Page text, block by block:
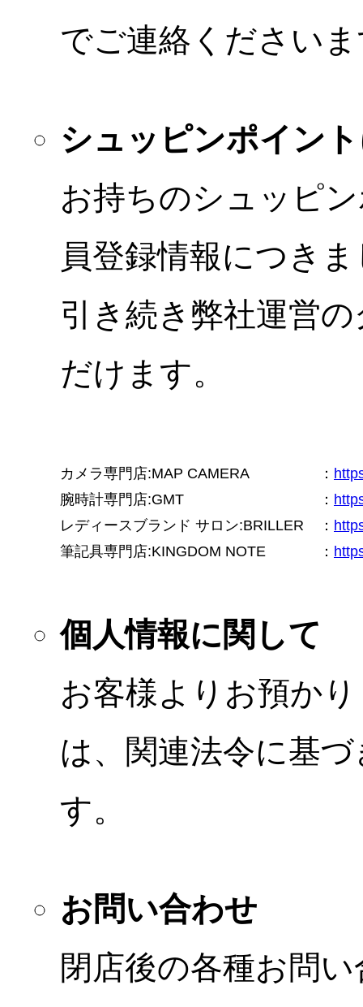
でご連絡ください
シュッピンポイン
お持ちのシュッピ
員登録情報につき
引き続き弊社運営
だけます。
カメラ専門店:MAP CAMERA ：
腕時計専門店:GMT
：
レディースブランド サロン:BRILLER
：
筆記具専門店:KINGDOM NOTE
：
個人情報に関して
お客様よりお預か
は、関連法令に基
す。
お問い合わせ
閉店後の各種お問